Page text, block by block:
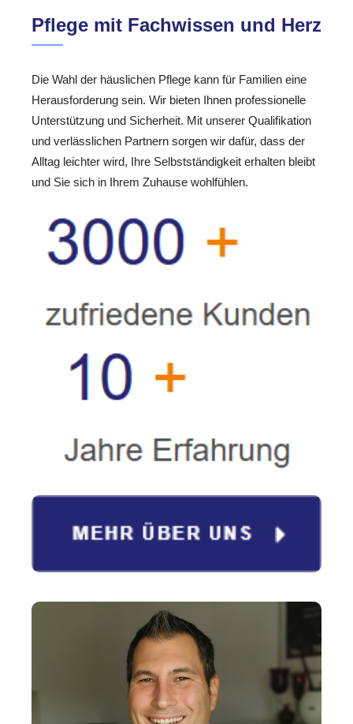
Pflege mit Fachwissen und Herz
Die Wahl der häuslichen Pflege kann für Familien eine
Herausforderung sein. Wir bieten Ihnen professionelle
Unterstützung und Sicherheit. Mit unserer Qualifikation
und verlässlichen Partnern sorgen wir dafür, dass der
Alltag leichter wird, Ihre Selbstständigkeit erhalten bleibt
und Sie sich in Ihrem Zuhause wohlfühlen.